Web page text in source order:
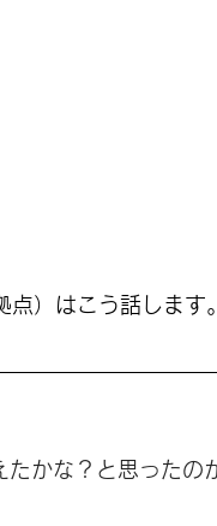
）はこう話します。
かな？と思ったの